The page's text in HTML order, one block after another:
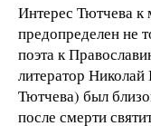
Интерес Тютчева
предопределен не
поэта к
литератор
Тютчева) был
после смерти